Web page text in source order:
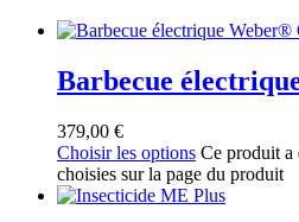
Barbecue
379,00 €
Choisir les options Ce produit a
choisies sur la page du produit